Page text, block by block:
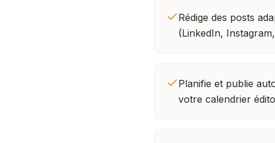
Rédige des posts
(LinkedIn,
Planifie et publie
votre calendrier